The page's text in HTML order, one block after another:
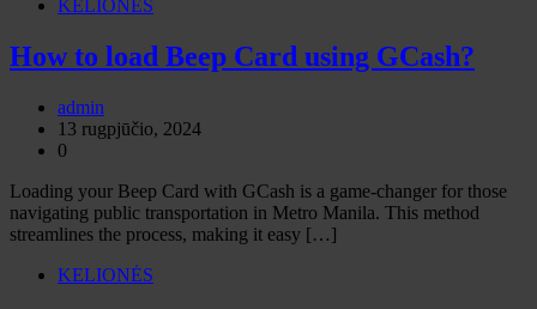
KELIONĖS
How to load Beep Card using GCash?
admin
13 rugpjūčio, 2024
0
Loading your Beep Card with GCash is a game-changer for those
navigating public transportation in Metro Manila. This method
streamlines the process, making it easy […]
KELIONĖS